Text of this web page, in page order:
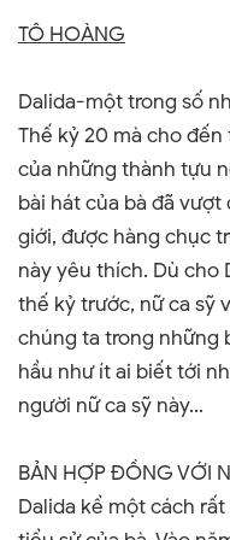
TÔ HOÀNG
Dalida-một trong số
Thế kỷ 20 mà cho
của những thành tựu
bài hát của bà đã
giới, được hàng chục
này yêu thích. Dù cho
thế kỷ trước, nữ ca sỹ
chúng ta trong những
hầu như ít ai biết tới
người nữ ca sỹ này...
BẢN HỢP ĐỒNG VỚI
Dalida kể một cách